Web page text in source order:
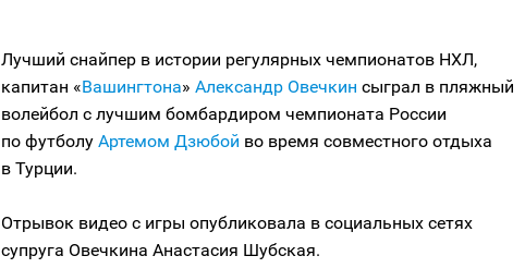
Лучший снайпер в истории регулярных чемпионатов НХЛ,
капитан «Вашингтона» Александр Овечкин сыграл в пляжный
волейбол с лучшим бомбардиром чемпионата России
по футболу Артемом Дзюбой во время совместного отдыха
в Турции.
Отрывок видео с игры опубликовала в социальных сетях
супруга Овечкина Анастасия Шубская.